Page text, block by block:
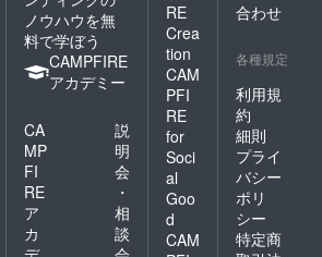
ノウハウを無
料で学ぼう
CAMPFIRE
アカデミー
CA
MP
FI
RE
ア
カ
説
明
会
・
相
談
RE
Crea
tion
CAM
PFI
RE
for
Soci
al
Goo
d
CAM
合わせ
各種規定
利用規
約
細則
プライ
バシー
ポリ
シー
特定商